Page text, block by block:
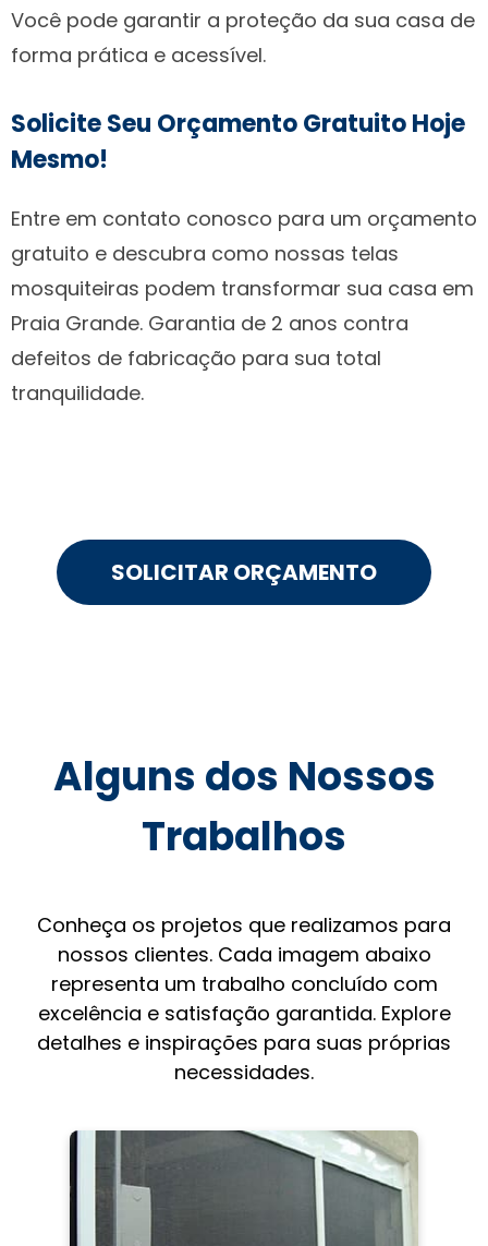
Você pode garantir a proteção da sua casa de
forma prática e acessível.
Solicite Seu Orçamento Gratuito Hoje
Mesmo!
Entre em contato conosco para um orçamento
gratuito e descubra como nossas telas
mosquiteiras podem transformar sua casa em
Praia Grande. Garantia de 2 anos contra
defeitos de fabricação para sua total
tranquilidade.
SOLICITAR ORÇAMENTO
Alguns dos Nossos
Trabalhos
Conheça os projetos que realizamos para
nossos clientes. Cada imagem abaixo
representa um trabalho concluído com
excelência e satisfação garantida. Explore
detalhes e inspirações para suas próprias
necessidades.